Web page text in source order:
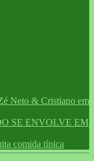
Neto & Cristiano em
SE ENVOLVE EM
comida típica